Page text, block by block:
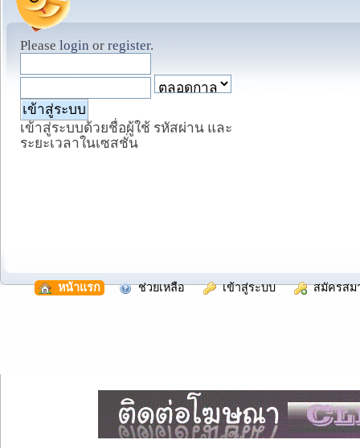
Please login or register.
เข้าสู่ระบบด้วยชื่อผู้ใช้ รหัสผ่าน และ
ระยะเวลาในเซสชั่น
หน้าแรก ช่วยเหลือ เข้าสู่ระบบ สมัครสม